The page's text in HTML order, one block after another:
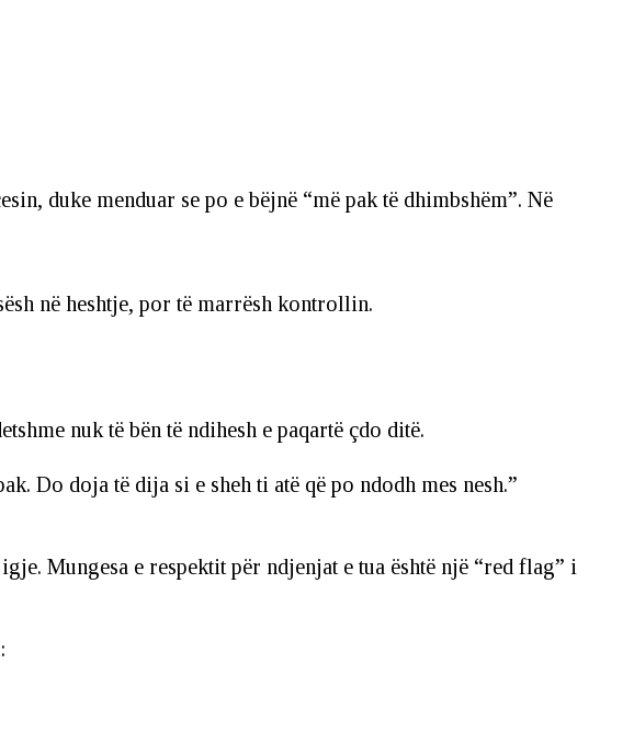
duke menduar se po e bëjnë “më pak të dhimbshëm”. Në
në heshtje, por të marrësh kontrollin.
nuk të bën të ndihesh e paqartë çdo ditë.
Do doja të dija si e sheh ti atë që po ndodh mes nesh.”
Mungesa e respektit për ndjenjat e tua është një “red flag” i